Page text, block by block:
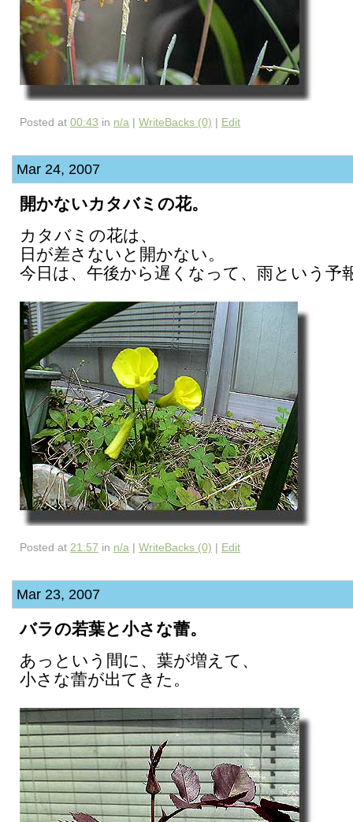
Posted at 00:43 in n/a | WriteBacks (0) | Edit
Mar 24, 2007
開かないカタバミの花。
カタバミの花は、
日が差さないと開かない。
今日は、午後から遅くなって、雨という予
Posted at 21:57 in n/a | WriteBacks (0) | Edit
Mar 23, 2007
バラの若葉と小さな蕾。
あっという間に、葉が増えて、
小さな蕾が出てきた。